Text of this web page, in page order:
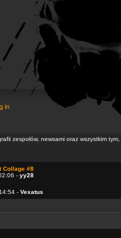
in
zespołów, newsami oraz wszystkim
Collage #8
- yy28
- Vexatus